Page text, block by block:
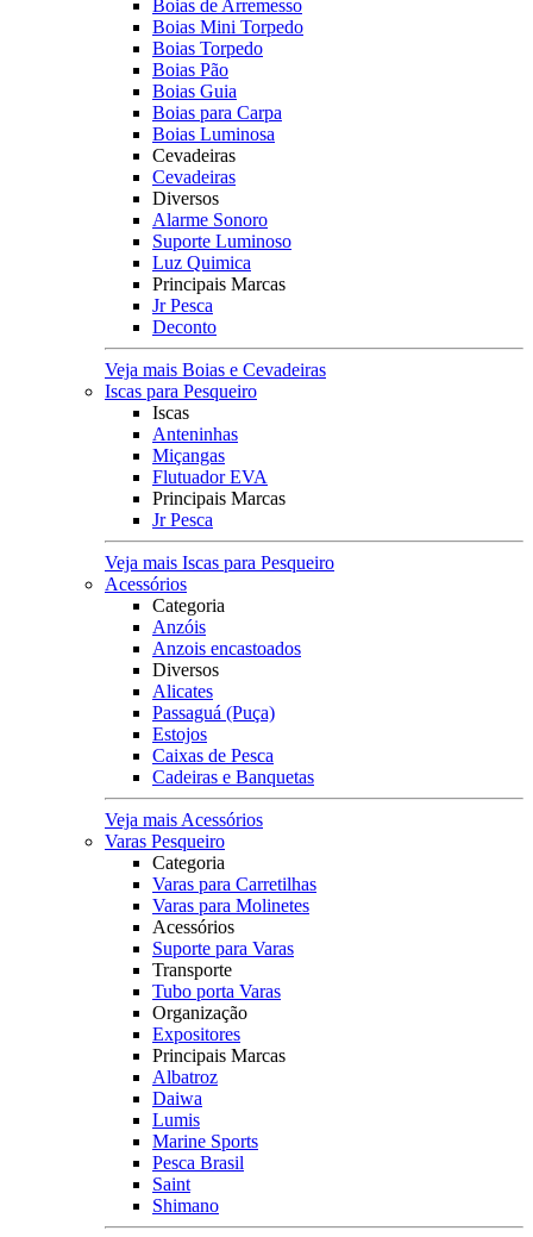
Boias de Arremesso
Boias Mini Torpedo
Boias Torpedo
Boias Pão
Boias Guia
Boias para Carpa
Boias Luminosa
Cevadeiras
Cevadeiras
Diversos
Alarme Sonoro
Suporte Luminoso
Luz Quimica
Principais Marcas
Jr Pesca
Deconto
Veja mais Boias e Cevadeiras
Iscas para Pesqueiro
Iscas
Anteninhas
Miçangas
Flutuador EVA
Principais Marcas
Jr Pesca
Veja mais Iscas para Pesqueiro
Acessórios
Categoria
Anzóis
Anzois encastoados
Diversos
Alicates
Passaguá (Puça)
Estojos
Caixas de Pesca
Cadeiras e Banquetas
Veja mais Acessórios
Varas Pesqueiro
Categoria
Varas para Carretilhas
Varas para Molinetes
Acessórios
Suporte para Varas
Transporte
Tubo porta Varas
Organização
Expositores
Principais Marcas
Albatroz
Daiwa
Lumis
Marine Sports
Pesca Brasil
Saint
Shimano